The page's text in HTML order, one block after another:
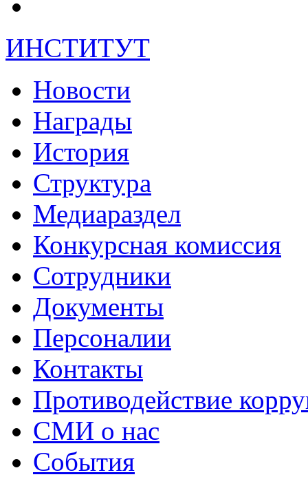
ИНСТИТУТ
Новости
Награды
История
Структура
Медиараздел
Конкурсная комиссия
Сотрудники
Документы
Персоналии
Контакты
Противодействие
СМИ о нас
События